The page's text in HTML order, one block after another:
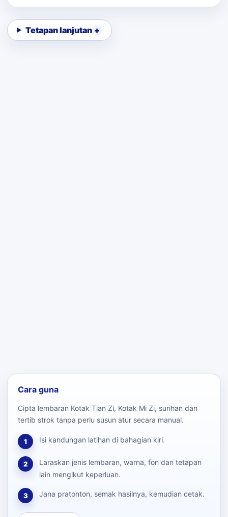
Tetapan lanjutan
Cara guna
Cipta lembaran Kotak Tian Zi, Kotak Mi Zi, surihan dan
tertib strok tanpa perlu susun atur secara manual.
1 Isi kandungan latihan di bahagian kiri.
2
Laraskan jenis lembaran, warna, fon dan tetapan
lain mengikut keperluan.
3 Jana pratonton, semak hasilnya, kemudian cetak.